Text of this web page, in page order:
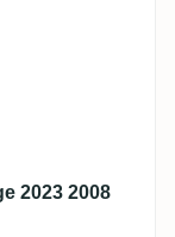
2023 2008